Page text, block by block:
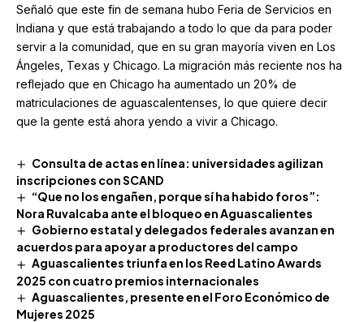
Señaló que este fin de semana hubo Feria de Servicios en
Indiana y que está trabajando a todo lo que da para poder
servir a la comunidad, que en su gran mayoría viven en Los
Ángeles, Texas y Chicago. La migración más reciente nos ha
reflejado que en Chicago ha aumentado un 20% de
matriculaciones de aguascalentenses, lo que quiere decir
que la gente está ahora yendo a vivir a Chicago.
Consulta de actas en línea: universidades agilizan
inscripciones con SCAND
“Que no los engañen, porque sí ha habido foros”:
Nora Ruvalcaba ante el bloqueo en Aguascalientes
Gobierno estatal y delegados federales avanzan en
acuerdos para apoyar a productores del campo
Aguascalientes triunfa en los Reed Latino Awards
2025 con cuatro premios internacionales
Aguascalientes, presente en el Foro Económico de
Mujeres 2025